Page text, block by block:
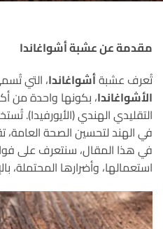
مقدمة عن عشبة أشواغاندا
تُعرف عشبةأشواغاندا، التي
الأشواغاندا، بكونها واحدة من
التقليدي الهندي (الأيورفيدا).
في الهند لتحسين الصحة العامة،
في هذا المقال، سنتعرف على
استعمالها، وأضرارها المحتملة،